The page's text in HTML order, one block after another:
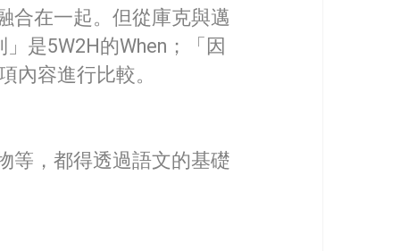
合在一起。但從庫克與邁
是5W2H的When；「因
內容進行比較。
等，都得透過語文的基礎